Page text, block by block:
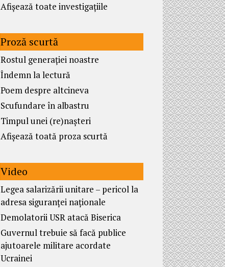
Afișează toate investigațiile
Proză scurtă
Rostul generației noastre
Îndemn la lectură
Poem despre altcineva
Scufundare în albastru
Timpul unei (re)nașteri
Afișează toată proza scurtă
Video
Legea salarizării unitare – pericol la
adresa siguranței naționale
Demolatorii USR atacă Biserica
Guvernul trebuie să facă publice
ajutoarele militare acordate
Ucrainei